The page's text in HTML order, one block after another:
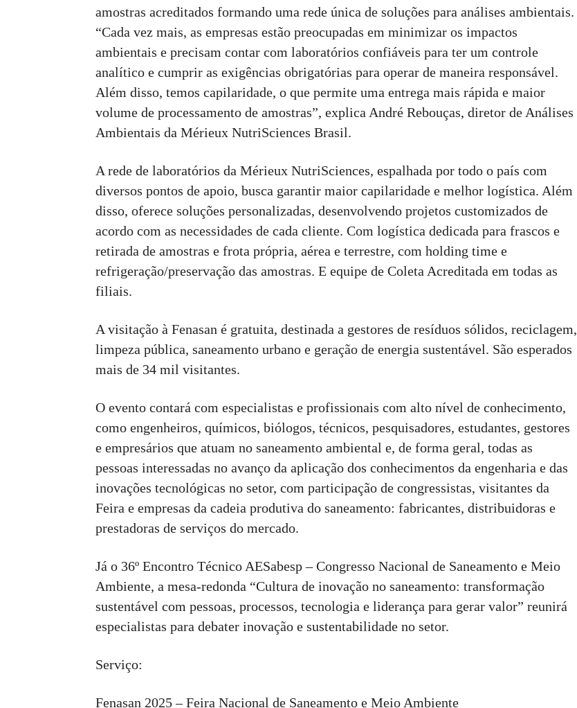
amostras acreditados formando uma rede única de soluções para análises ambientais.
“Cada vez mais, as empresas estão preocupadas em minimizar os impactos
ambientais e precisam contar com laboratórios confiáveis para ter um controle
analítico e cumprir as exigências obrigatórias para operar de maneira responsável.
Além disso, temos capilaridade, o que permite uma entrega mais rápida e maior
volume de processamento de amostras”, explica André Rebouças, diretor de Análises
Ambientais da Mérieux NutriSciences Brasil.
A rede de laboratórios da Mérieux NutriSciences, espalhada por todo o país com
diversos pontos de apoio, busca garantir maior capilaridade e melhor logística. Além
disso, oferece soluções personalizadas, desenvolvendo projetos customizados de
acordo com as necessidades de cada cliente. Com logística dedicada para frascos e
retirada de amostras e frota própria, aérea e terrestre, com holding time e
refrigeração/preservação das amostras. E equipe de Coleta Acreditada em todas as
filiais.
A visitação à Fenasan é gratuita, destinada a gestores de resíduos sólidos, reciclagem,
limpeza pública, saneamento urbano e geração de energia sustentável. São esperados
mais de 34 mil visitantes.
O evento contará com especialistas e profissionais com alto nível de conhecimento,
como engenheiros, químicos, biólogos, técnicos, pesquisadores, estudantes, gestores
e empresários que atuam no saneamento ambiental e, de forma geral, todas as
pessoas interessadas no avanço da aplicação dos conhecimentos da engenharia e das
inovações tecnológicas no setor, com participação de congressistas, visitantes da
Feira e empresas da cadeia produtiva do saneamento: fabricantes, distribuidoras e
prestadoras de serviços do mercado.
Já o 36º Encontro Técnico AESabesp – Congresso Nacional de Saneamento e Meio
Ambiente, a mesa-redonda “Cultura de inovação no saneamento: transformação
sustentável com pessoas, processos, tecnologia e liderança para gerar valor” reunirá
especialistas para debater inovação e sustentabilidade no setor.
Serviço:
Fenasan 2025 – Feira Nacional de Saneamento e Meio Ambiente